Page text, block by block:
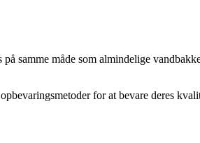
samme måde som almindelige
for at bevare deres